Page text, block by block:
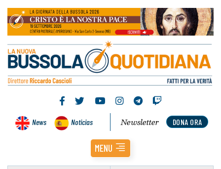
News Noticias DONA ORA
Newsletter
MENU